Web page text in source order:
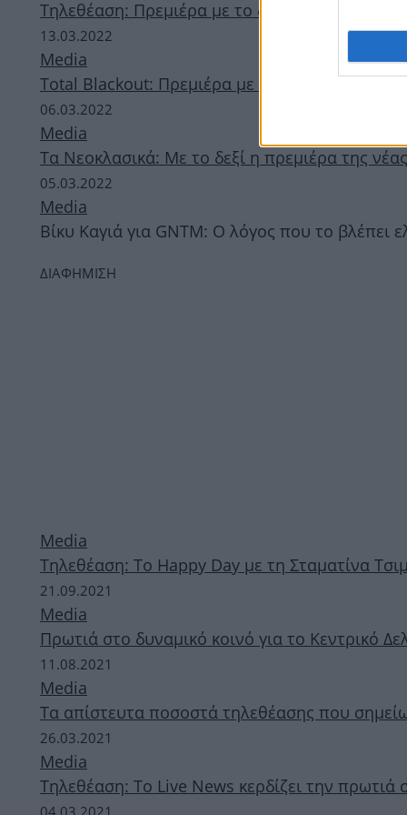
Τηλεθέαση: Πρεμιέρα με το δεξί για το Chart
13.03.2022
Media
Total Blackout: Πρεμιέρα με το… δεξί στην
06.03.2022
Media
Τα Νεοκλασικά: Με το δεξί η πρεμιέρα της
05.03.2022
Media
Βίκυ Καγιά για GNTM: Ο λόγος που το βλέπει
ΔΙΑΦΗΜΙΣΗ
Media
Τηλεθέαση: Tο Happy Day με τη Σταματίνα
21.09.2021
Media
Πρωτιά στο δυναμικό κοινό για το Κεντρικό
11.08.2021
Media
Τα απίστευτα ποσοστά τηλεθέασης που
26.03.2021
Media
Τηλεθέαση: Το Live News κερδίζει την
04.03.2021